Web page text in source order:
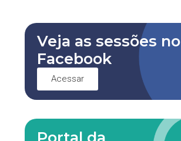
Veja as sessões no
Facebook
Acessar
Portal da